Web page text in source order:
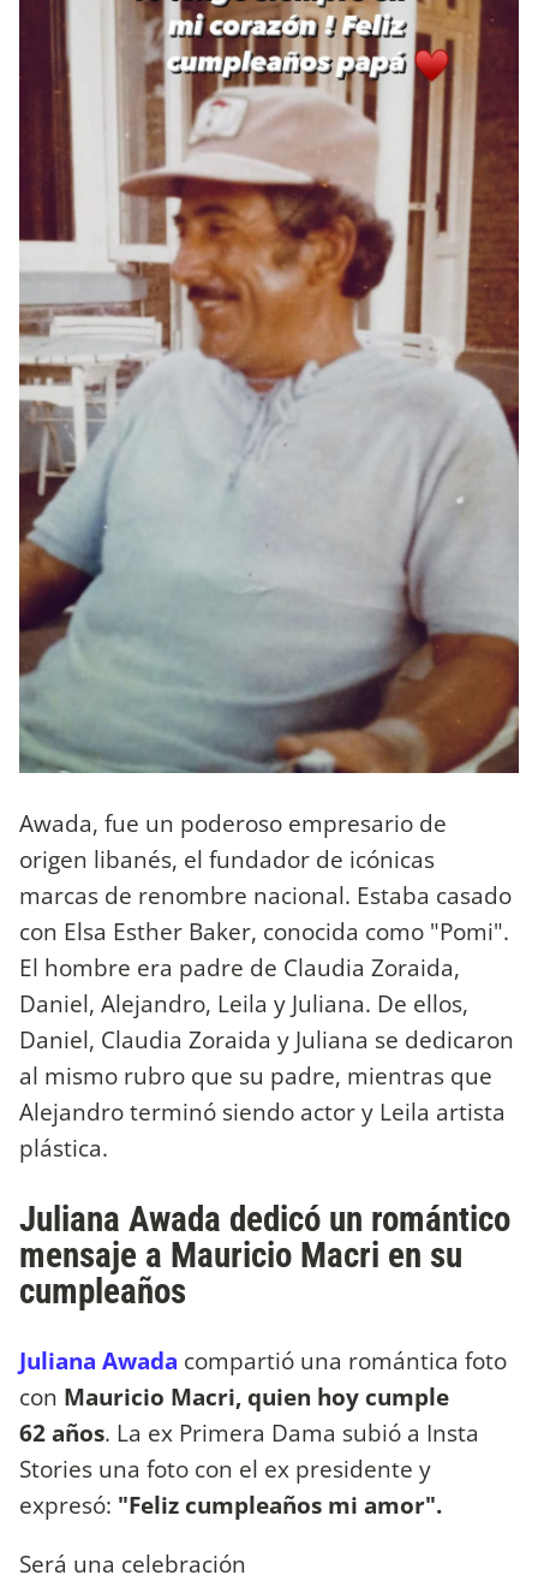
Awada, fue un poderoso empresario de
origen libanés, el fundador de icónicas
marcas de renombre nacional. Estaba casado
con Elsa Esther Baker, conocida como "Pomi".
El hombre era padre de Claudia Zoraida,
Daniel, Alejandro, Leila y Juliana. De ellos,
Daniel, Claudia Zoraida y Juliana se dedicaron
al mismo rubro que su padre, mientras que
Alejandro terminó siendo actor y Leila artista
plástica.
Juliana Awada dedicó un romántico
mensaje a Mauricio Macri en su
cumpleaños
Juliana Awada compartió una romántica foto
con Mauricio Macri, quien hoy cumple
62 años. La ex Primera Dama subió a Insta
Stories una foto con el ex presidente y
expresó: "Feliz cumpleaños mi amor".
Será una celebración